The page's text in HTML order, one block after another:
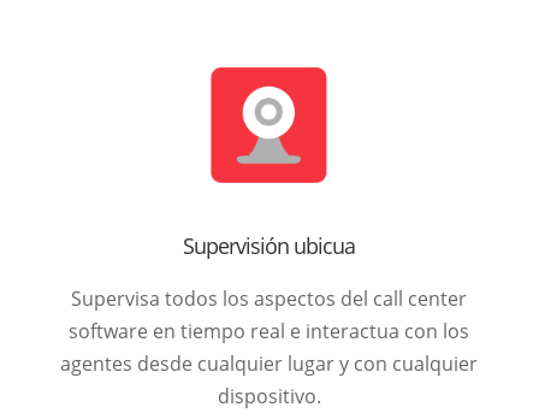
Supervisión ubicua
Supervisa todos los aspectos del call center
software en tiempo real e interactua con los
agentes desde cualquier lugar y con cualquier
dispositivo.